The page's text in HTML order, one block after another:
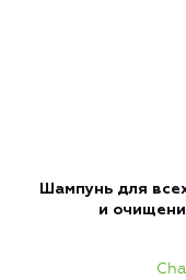
Шампунь для
и